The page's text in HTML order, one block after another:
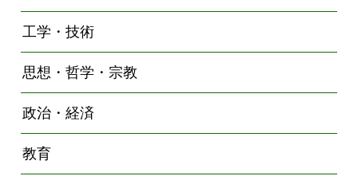
工学・技術
思想・哲学・宗教
政治・経済
教育